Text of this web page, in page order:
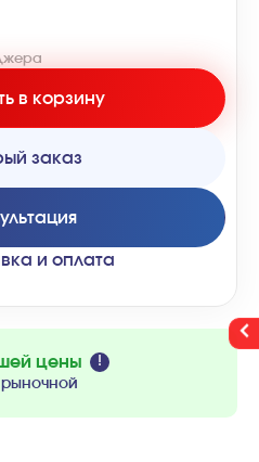
цены
в корзину
заказ
и оплата